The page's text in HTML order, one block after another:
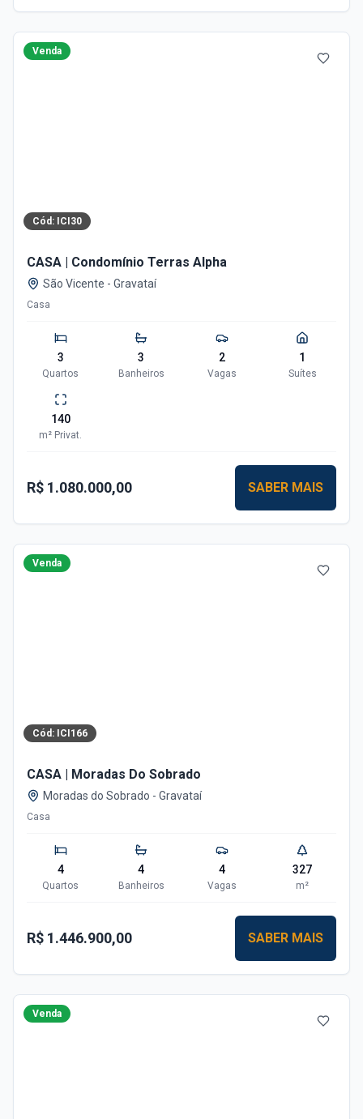
Venda
Cód: ICI30
CASA | Condomínio Terras Alpha
São Vicente - Gravataí
Casa
3
Quartos
3
Banheiros
2
Vagas
1
Suítes
140
m² Privat.
R$ 1.080.000,00 SABER MAIS
Venda
Cód: ICI166
CASA | Moradas Do Sobrado
Moradas do Sobrado - Gravataí
Casa
4
Quartos
4
Banheiros
4
Vagas
327
m²
R$ 1.446.900,00 SABER MAIS
Venda